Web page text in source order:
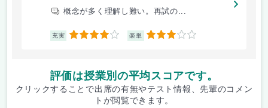
概念が多く理解し難い。再試の...
充実 4 楽単 3
評価は授業別の平均スコアです。
クリックすることで出席の有無やテスト情報、先輩のコメン
トが閲覧できます。